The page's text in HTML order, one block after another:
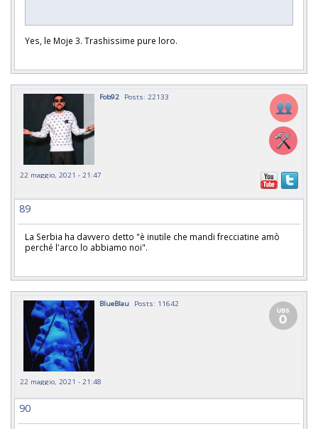
Yes, le Moje 3. Trashissime pure loro.
Fob92 Posts: 22133
22 maggio, 2021 - 21:47
89
La Serbia ha davvero detto "è inutile che mandi frecciatine amò
perché l'arco lo abbiamo noi".
BlueBlau Posts: 11642
22 maggio, 2021 - 21:48
90